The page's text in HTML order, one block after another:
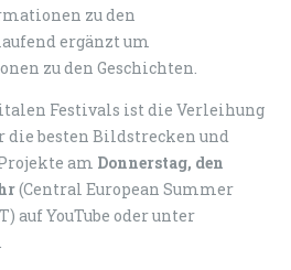
zu den
ergänzt um
zu den Geschichten.
Festivals ist die Verleihung
die besten Bildstrecken und
am Donnerstag, den
(Central European Summer
auf YouTube oder unter
.